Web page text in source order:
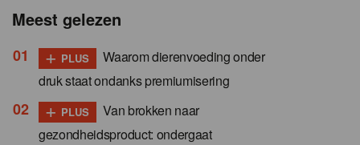
Meest gelezen
+ PLUS
Waarom dierenvoeding onder
druk staat ondanks premiumisering
+ PLUS
Van brokken naar
gezondheidsproduct: ondergaat